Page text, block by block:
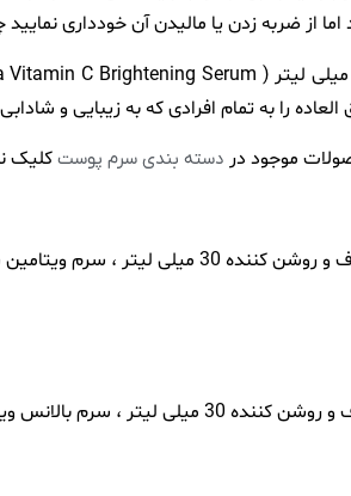
از ضربه زدن یا مالیدن آن خودداری نمایید
را به تمام افرادی که به زیبایی و
موجود در دسته بندی سرم پوستکلیک